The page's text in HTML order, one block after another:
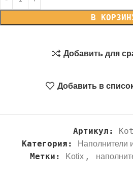
В
Добавить для
Добавить в
Артикул:
Категория:
Наполнители
Метки: Kotix ,